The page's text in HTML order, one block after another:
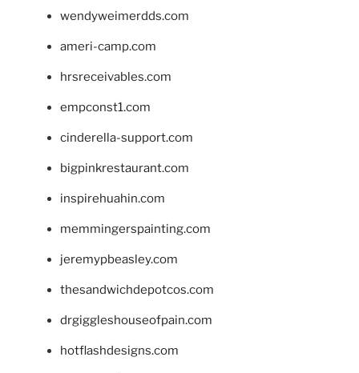
wendyweimerdds.com
ameri-camp.com
hrsreceivables.com
empconst1.com
cinderella-support.com
bigpinkrestaurant.com
inspirehuahin.com
memmingerspainting.com
jeremypbeasley.com
thesandwichdepotcos.com
drgiggleshouseofpain.com
hotflashdesigns.com